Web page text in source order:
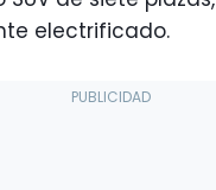
electrificado.